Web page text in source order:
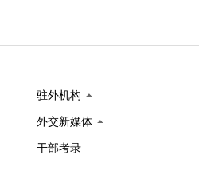
驻外机构
外交新媒体
干部考录